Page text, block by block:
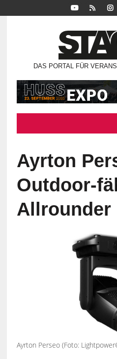
DAS PORTAL FÜR
Ayrton
Outdoor-
Allrounder
Ayrton Perseo (Foto: